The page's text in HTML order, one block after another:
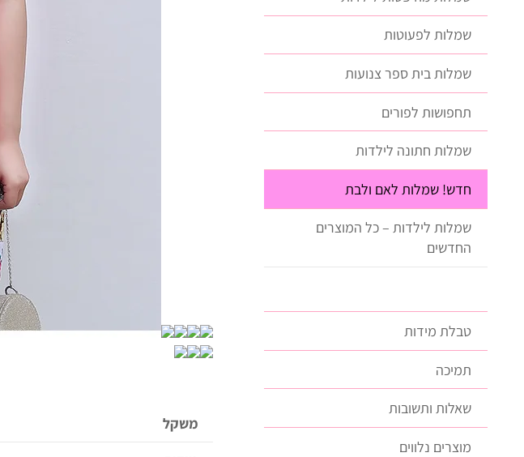
משקל
שמלות לפעוטות
שמלות בית ספר צנועות
תחפושות לפורים
שמלות חתונה לילדות
חדש! שמלות לאם ולבת
שמלות לילדות – כל המוצרים
החדשים
טבלת מידות
תמיכה
שאלות ותשובות
מוצרים נלווים